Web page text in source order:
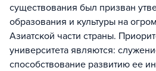
существования был призван
образования и культуры на
Азиатской части страны.
университета являются:
способствование развитию ее